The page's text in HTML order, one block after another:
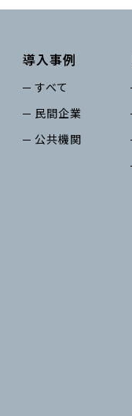
導入事例
すべて
民間企業
公共機関